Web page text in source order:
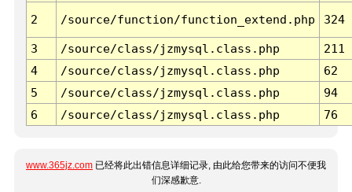
2 /source/function/function_extend.php 324
3 /source/class/jzmysql.class.php
211
4
/source/class/jzmysql.class.php
62
5
/source/class/jzmysql.class.php
94
6
/source/class/jzmysql.class.php 76
www.365jz.com 已经将此出错信息详细记录, 由此给您带来的访问不便我
们深感歉意.